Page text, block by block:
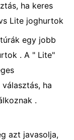
ha keres
Lite joghurtok
egy jobb
. A " Lite"
ha
.
azt javasolja,